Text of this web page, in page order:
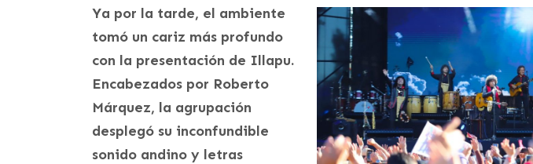
Ya por la tarde, el ambiente
tomó un cariz más profundo
con la presentación de Illapu.
Encabezados por Roberto
Márquez, la agrupación
desplegó su inconfundible
sonido andino y letras